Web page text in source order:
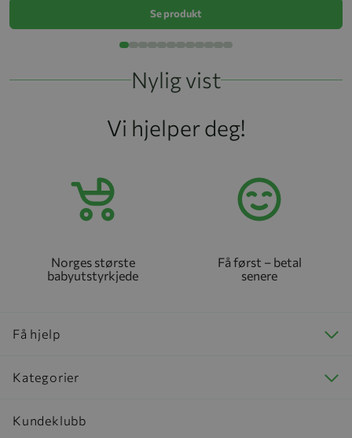
Se produkt
Nylig vist
Vi hjelper deg!
Norges største
babyutstyrkjede
Få først – betal
senere
Få hjelp
Kategorier
Kundeklubb